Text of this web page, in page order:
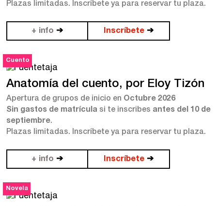
Zaragoza
Santander
Gijón
Palma
Las Palmas
Máster de creación poética
fuentetaja
Quiénes somos
Nuestra filosofía
Nuestro equipo
Coordinadores
Plazas limitadas. Inscríbete ya para reservar tu plaza.
+ info ➔ Inscríbete ➔
Cuento
Anatomía del cuento, por Eloy Tizón
Apertura de grupos de inicio en Octubre 2026
Sin gastos de matrícula si te inscribes antes del 10 de
septiembre.
Plazas limitadas. Inscríbete ya para reservar tu plaza.
+ info ➔ Inscríbete ➔
Novela